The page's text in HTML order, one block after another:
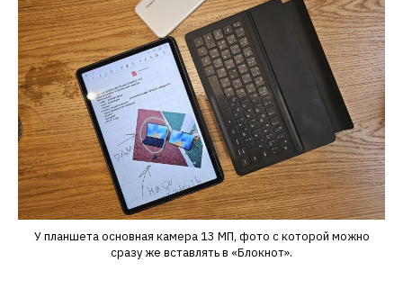
У планшета основная камера 13 МП, фото с которой можно
сразу же вставлять в «Блокнот».